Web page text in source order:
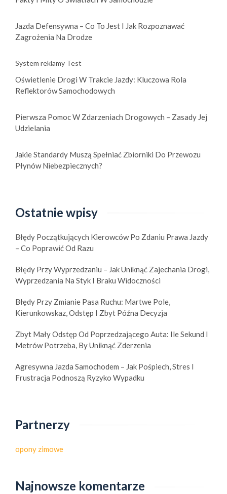
Jazda Defensywna – Co To Jest I Jak Rozpoznawać
Zagrożenia Na Drodze
System reklamy Test
Oświetlenie Drogi W Trakcie Jazdy: Kluczowa Rola
Reflektorów Samochodowych
Pierwsza Pomoc W Zdarzeniach Drogowych – Zasady Jej
Udzielania
Jakie Standardy Muszą Spełniać Zbiorniki Do Przewozu
Płynów Niebezpiecznych?
Ostatnie wpisy
Błędy Początkujących Kierowców Po Zdaniu Prawa Jazdy
– Co Poprawić Od Razu
Błędy Przy Wyprzedzaniu – Jak Uniknąć Zajechania Drogi,
Wyprzedzania Na Styk I Braku Widoczności
Błędy Przy Zmianie Pasa Ruchu: Martwe Pole,
Kierunkowskaz, Odstęp I Zbyt Późna Decyzja
Zbyt Mały Odstęp Od Poprzedzającego Auta: Ile Sekund I
Metrów Potrzeba, By Uniknąć Zderzenia
Agresywna Jazda Samochodem – Jak Pośpiech, Stres I
Frustracja Podnoszą Ryzyko Wypadku
Partnerzy
opony zimowe
Najnowsze komentarze